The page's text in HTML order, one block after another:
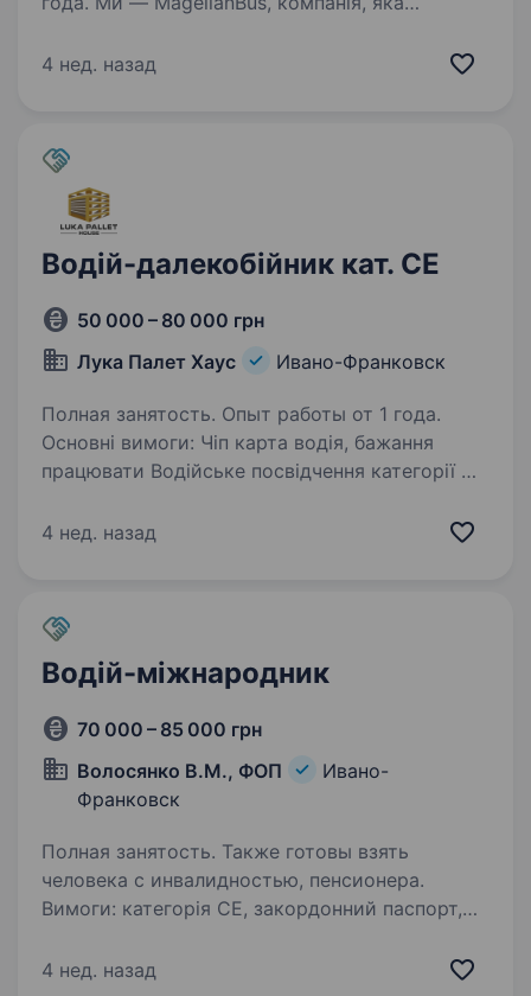
та безпечними міжнародними автобусними
комфортний зв’язок між…
4 нед. назад
Водій-далекобійник кат. СЕ
50 000 – 80 000 грн
Лука Палет Хаус
Ивано-Франковск
Полная занятость. Опыт работы от 1 года.
Основні вимоги: Чіп карта водія, бажання
працювати Водійське посвідчення категорії СЕ
відповідальність Умови роботи: Потрібно
4 нед. назад
Водій-міжнародник
70 000 – 85 000 грн
Волосянко В.М., ФОП
Ивано-
Франковск
Полная занятость. Также готовы взять
человека с инвалидностью, пенсионера.
Вимоги: категорія СЕ, закордонний паспорт,
Обов’язки: сумлінність, відповідальність,
4 нед. назад